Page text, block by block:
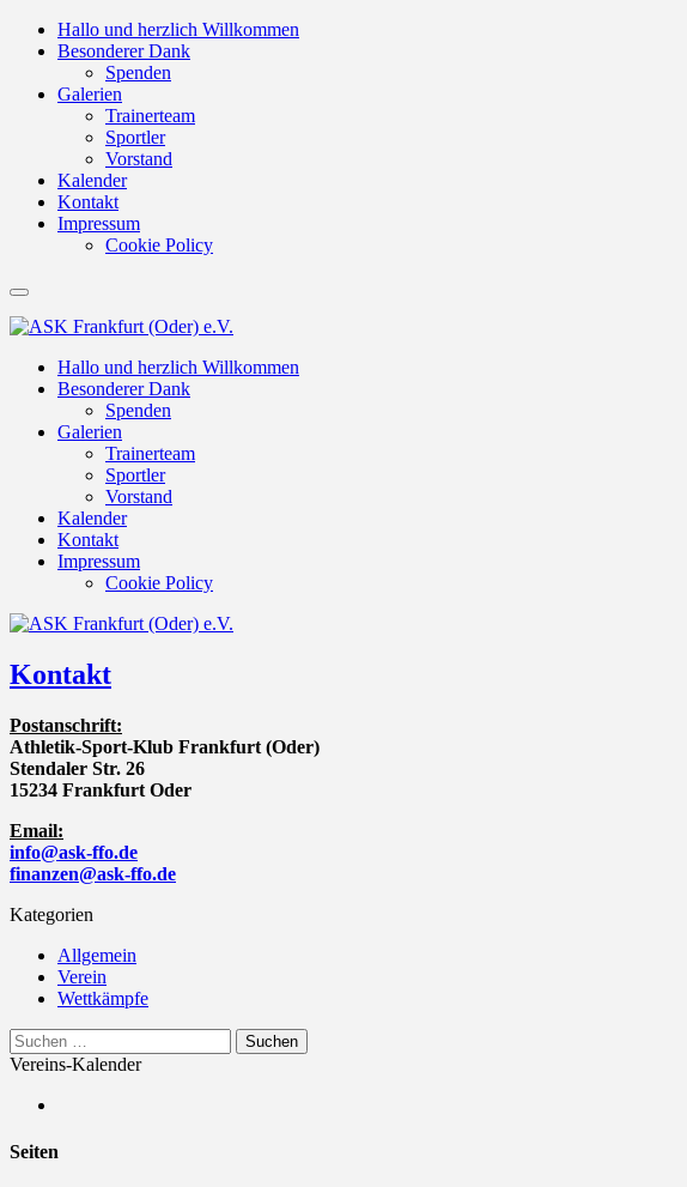
Hallo und herzlich Willkommen
Besonderer Dank
Spenden
Galerien
Trainerteam
Sportler
Vorstand
Kalender
Kontakt
Impressum
Cookie Policy
Hallo und herzlich Willkommen
Besonderer Dank
Spenden
Galerien
Trainerteam
Sportler
Vorstand
Kalender
Kontakt
Impressum
Cookie Policy
Kontakt
Postanschrift:
Athletik-Sport-Klub Frankfurt (Oder)
Stendaler Str. 26
15234 Frankfurt Oder
Email:
info@ask-ffo.de
finanzen@ask-ffo.de
Kategorien
Allgemein
Verein
Wettkämpfe
Suchen
nach:
Vereins-Kalender
Seiten